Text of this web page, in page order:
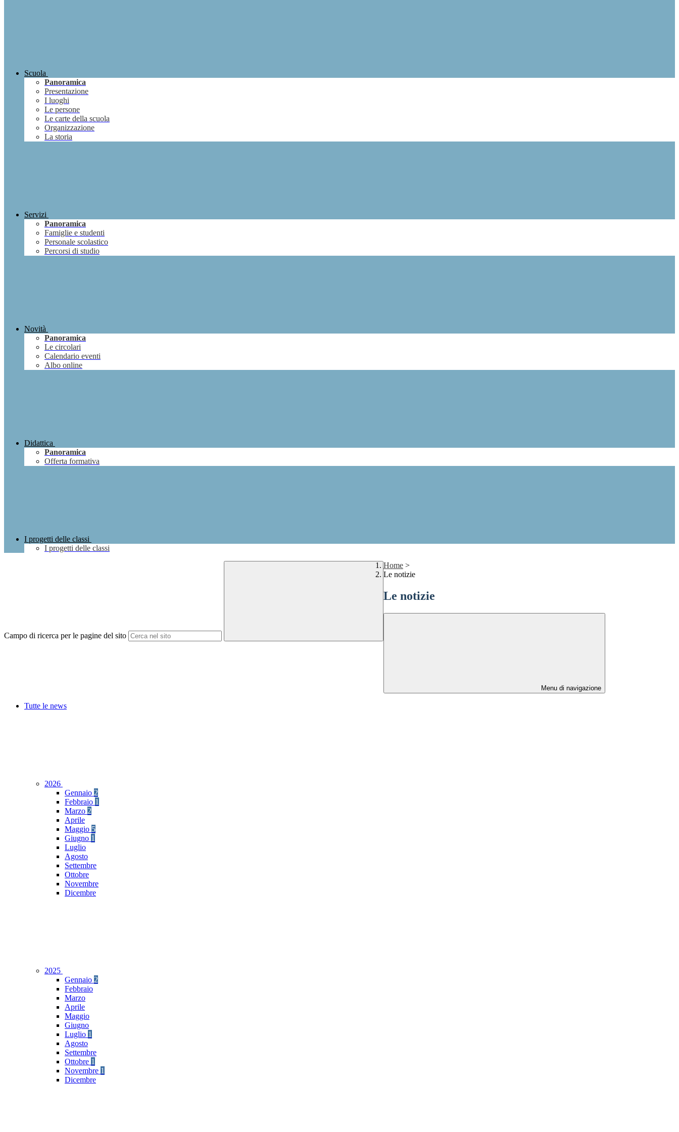
Scuola
Panoramica
Presentazione
I luoghi
Le persone
Le carte della scuola
Organizzazione
La storia
Servizi
Panoramica
Famiglie e studenti
Personale scolastico
Percorsi di studio
Novità
Panoramica
Le circolari
Calendario eventi
Albo online
Didattica
Panoramica
Offerta formativa
I progetti delle classi
I progetti delle classi
Campo di ricerca per le pagine del sito
Home >
Le notizie
Le notizie
Menu di navigazione
Tutte le news
2026
Gennaio 2
Febbraio 1
Marzo 2
Aprile
Maggio 5
Giugno 1
Luglio
Agosto
Settembre
Ottobre
Novembre
Dicembre
2025
Gennaio 2
Febbraio
Marzo
Aprile
Maggio
Giugno
Luglio 1
Agosto
Settembre
Ottobre 1
Novembre 1
Dicembre